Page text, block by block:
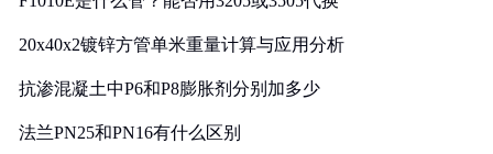
20x40x2镀锌方管单米重量计算与应用分析
抗渗混凝土中P6和P8膨胀剂分别加多少
法兰PN25和PN16有什么区别